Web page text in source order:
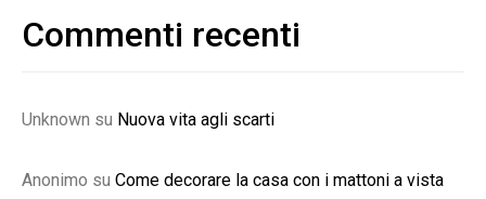
Commenti recenti
Unknown su Nuova vita agli scarti
Anonimo su Come decorare la casa con i mattoni a vista